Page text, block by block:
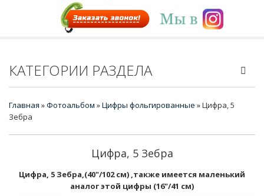
КАТЕГОРИИ РАЗДЕЛА
Главная »Фотоальбом »Цифры фольгированные » Цифра, 5
Зебра
Цифра, 5 Зебра
Цифра, 5 Зебра,(40"/102 см) ,также имеется маленький
аналог этой цифры (16"/41 см)